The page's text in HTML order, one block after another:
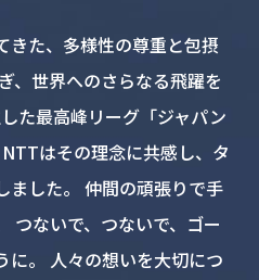
きた、多様性の尊重と包摂
、世界へのさらなる飛躍を
た最高峰リーグ「ジャパン
NTTはその理念に共感し、タ
した。 仲間の頑張りで手
つないで、つないで、ゴー
。 人々の想いを大切につ